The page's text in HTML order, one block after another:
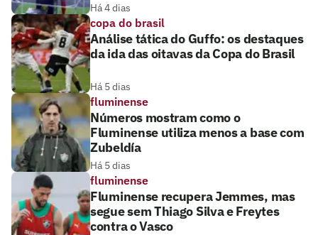
Há 4 dias
copa do brasil
Análise tática do Guffo: os destaques
da ida das oitavas da Copa do Brasil
Há 5 dias
fluminense
Números mostram como o
Fluminense utiliza menos a base com
Zubeldía
Há 5 dias
fluminense
Fluminense recupera Jemmes, mas
segue sem Thiago Silva e Freytes
contra o Vasco